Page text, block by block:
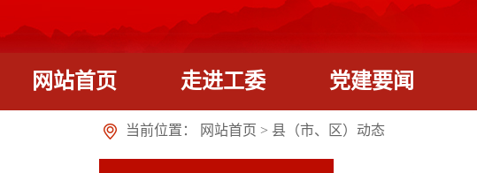
网站首页 走进工委 党建要闻
当前位置： 网站首页 > 县（市、区）动态